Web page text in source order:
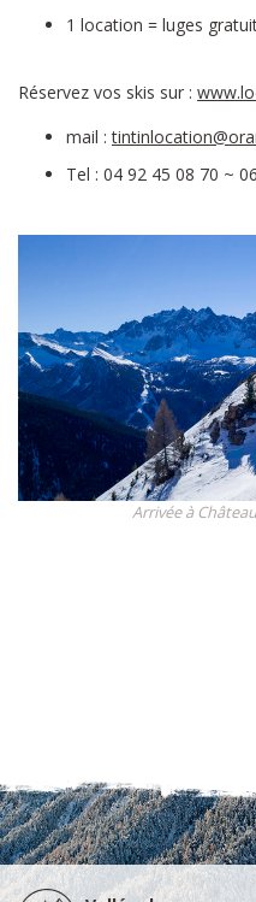
1 location = luges
Réservez vos skis sur :
mail :
Tel : 04 92 45 08 70 ~
Arrivée à